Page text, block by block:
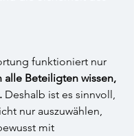
funktioniert nur
alle Beteiligten wissen,
Deshalb ist es sinnvoll,
nur auszuwählen,
mit